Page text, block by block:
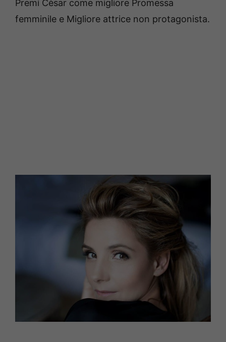
Premi Cèsar come migliore Promessa
femminile e Migliore attrice non protagonista.